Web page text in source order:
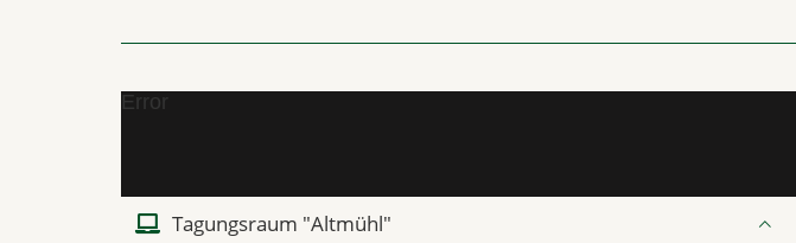
Error
Tagungsraum "Altmühl"